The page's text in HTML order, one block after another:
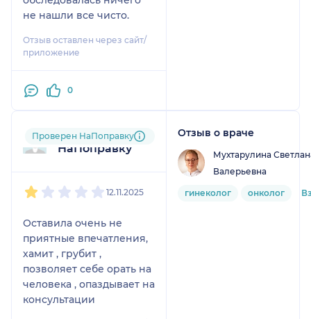
не нашли все чисто.
Отзыв оставлен через сайт/
приложение
0
Пользователь
НаПоправку
Проверен НаПоправку
12.11.2025
Оставила очень не
приятные впечатления,
хамит , грубит ,
позволяет себе орать на
человека , опаздывает на
консультации
Отзыв о враче
Мухтарулина
Валерьевна
гинеколог онколог